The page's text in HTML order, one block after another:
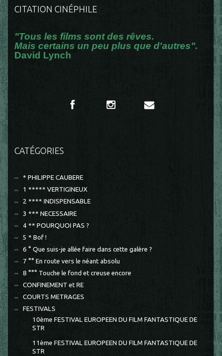
CITATION CINÉPHILE
"Tous les films sont des rêves.
Mais certains un peu plus que d'autres".
David Lynch
CATÉGORIES
* PHILIPPE CAUBERE
1 ***** VERTIGINEUX
2 **** INDISPENSABLE
3 *** NECESSAIRE
4 ** POURQUOI PAS ?
5 * Bof !
6 ° Que suis-je allée faire dans cette galère ?
7 °° En route vers le néant absolu
8 °°° Touche le fond et creuse encore
CONFINEMENT et RE
COURTS METRAGES
FESTIVALS
10ème FESTIVAL EUROPEEN DU FILM FANTASTIQUE DE
STR
11ème FESTIVAL EUROPEEN DU FILM FANTASTIQUE DE
STR